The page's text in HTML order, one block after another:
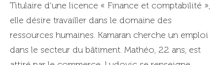
Titulaire d’une licence « Finance et comptabilité »,
elle désire travailler dans le domaine des
ressources humaines. Kamaran cherche un emploi
dans le secteur du bâtiment. Mathéo, 22 ans, est